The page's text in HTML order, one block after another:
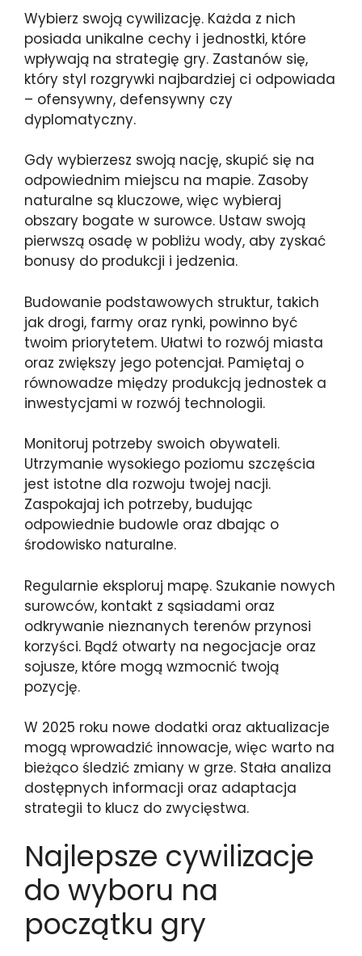
Wybierz swoją cywilizację. Każda z nich
posiada unikalne cechy i jednostki, które
wpływają na strategię gry. Zastanów się,
który styl rozgrywki najbardziej ci odpowiada
– ofensywny, defensywny czy
dyplomatyczny.
Gdy wybierzesz swoją nację, skupić się na
odpowiednim miejscu na mapie. Zasoby
naturalne są kluczowe, więc wybieraj
obszary bogate w surowce. Ustaw swoją
pierwszą osadę w pobliżu wody, aby zyskać
bonusy do produkcji i jedzenia.
Budowanie podstawowych struktur, takich
jak drogi, farmy oraz rynki, powinno być
twoim priorytetem. Ułatwi to rozwój miasta
oraz zwiększy jego potencjał. Pamiętaj o
równowadze między produkcją jednostek a
inwestycjami w rozwój technologii.
Monitoruj potrzeby swoich obywateli.
Utrzymanie wysokiego poziomu szczęścia
jest istotne dla rozwoju twojej nacji.
Zaspokajaj ich potrzeby, budując
odpowiednie budowle oraz dbając o
środowisko naturalne.
Regularnie eksploruj mapę. Szukanie nowych
surowców, kontakt z sąsiadami oraz
odkrywanie nieznanych terenów przynosi
korzyści. Bądź otwarty na negocjacje oraz
sojusze, które mogą wzmocnić twoją
pozycję.
W 2025 roku nowe dodatki oraz aktualizacje
mogą wprowadzić innowacje, więc warto na
bieżąco śledzić zmiany w grze. Stała analiza
dostępnych informacji oraz adaptacja
strategii to klucz do zwycięstwa.
Najlepsze cywilizacje
do wyboru na
początku gry